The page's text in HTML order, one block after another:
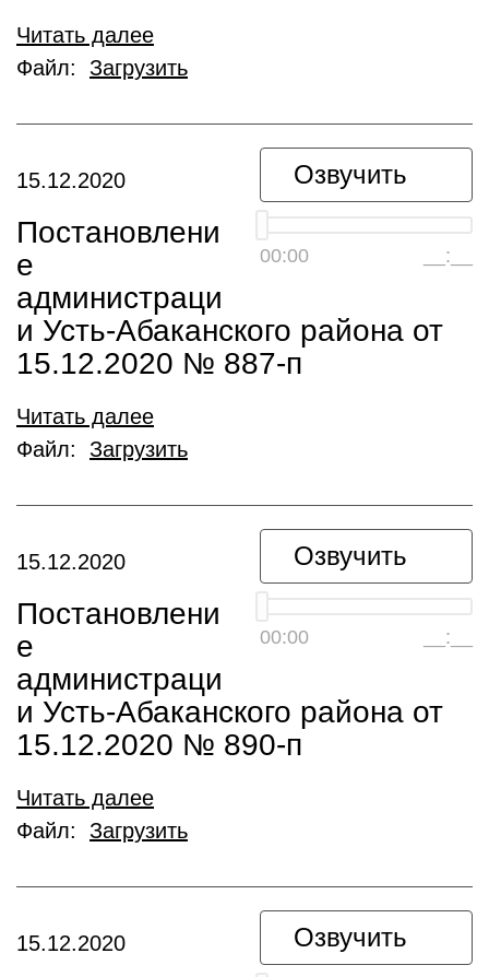
Читать далее
Файл: Загрузить
Озвучить
00:00 __:__
15.12.2020
Постановлени
е
администраци
и Усть-Абаканского района от
15.12.2020 № 887-п
Читать далее
Файл: Загрузить
Озвучить
00:00 __:__
15.12.2020
Постановлени
е
администраци
и Усть-Абаканского района от
15.12.2020 № 890-п
Читать далее
Файл: Загрузить
Озвучить
15.12.2020